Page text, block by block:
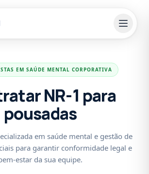
EM SAÚDE MENTAL CORPORATIVA
NR-1 para
pousadas
em saúde mental e gestão de
para garantir conformidade legal e
estar da sua equipe.